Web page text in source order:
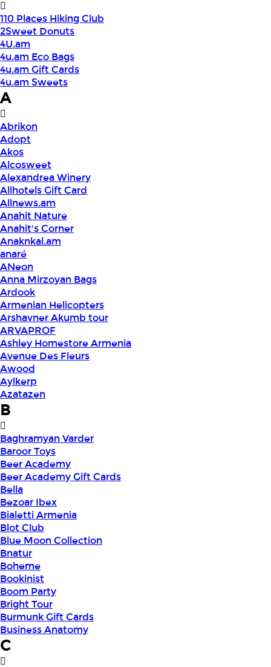
110 Places Hiking Club
2Sweet Donuts
4U.am
4u.am Eco Bags
4u.am Gift Cards
4u.am Sweets
A
Abrikon
Adopt
Akos
Alcosweet
Alexandrea Winery
Allhotels Gift Card
Allnews.am
Anahit Nature
Anahit's Corner
Anaknkal.am
anaré
ANeon
Anna Mirzoyan Bags
Ardook
Armenian Helicopters
Arshavner Akumb tour
ARVAPROF
Ashley Homestore Armenia
Avenue Des Fleurs
Awood
Aylkerp
Azatazen
B
Baghramyan Varder
Baroor Toys
Beer Academy
Beer Academy Gift Cards
Bella
Bezoar Ibex
Bialetti Armenia
Blot Club
Blue Moon Collection
Bnatur
Boheme
Bookinist
Boom Party
Bright Tour
Burmunk Gift Cards
Business Anatomy
C